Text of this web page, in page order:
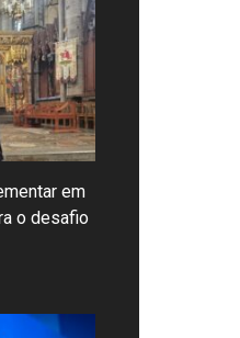
em
o desafio